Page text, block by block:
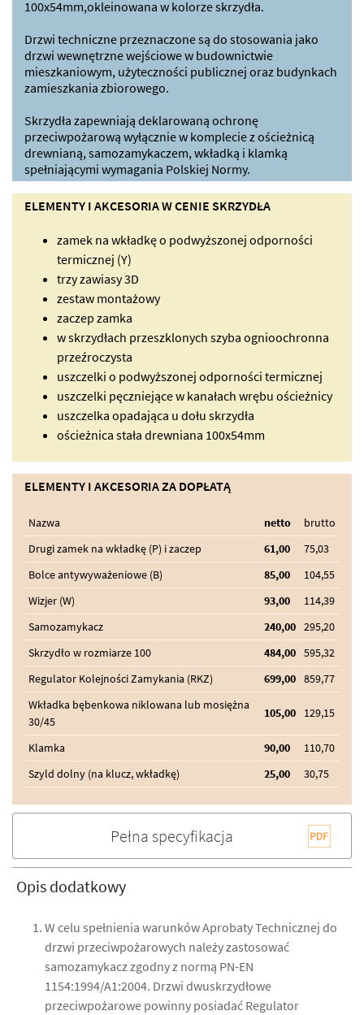
100x54mm,okleinowana w kolorze skrzydła.
Drzwi techniczne przeznaczone są do stosowania jako
drzwi wewnętrzne wejściowe w budownictwie
mieszkaniowym, użyteczności publicznej oraz budynkach
zamieszkania zbiorowego.
Skrzydła zapewniają deklarowaną ochronę
przeciwpożarową wyłącznie w komplecie z ościeżnicą
drewnianą, samozamykaczem, wkładką i klamką
spełniającymi wymagania Polskiej Normy.
ELEMENTY I AKCESORIA W CENIE SKRZYDŁA
zamek na wkładkę o podwyższonej odporności
termicznej (Y)
trzy zawiasy 3D
zestaw montażowy
zaczep zamka
w skrzydłach przeszklonych szyba ognioochronna
przeźroczysta
uszczelki o podwyższonej odporności termicznej
uszczelki pęczniejące w kanałach wrębu ościeżnicy
uszczelka opadająca u dołu skrzydła
ościeżnica stała drewniana 100x54mm
ELEMENTY I AKCESORIA ZA DOPŁATĄ
Nazwa netto
brutto
Drugi zamek na wkładkę (P) i zaczep
61,00
75,03
Bolce antywyważeniowe (B)
85,00
104,55
Wizjer (W)
93,00
114,39
Samozamykacz
240,00 295,20
Skrzydło w rozmiarze 100
484,00 595,32
Regulator Kolejności Zamykania (RKZ)
699,00 859,77
Wkładka bębenkowa niklowana lub mosiężna
30/45
105,00 129,15
Klamka 90,00
110,70
Szyld dolny (na klucz, wkładkę)
25,00 30,75
Pełna specyfikacja
Opis dodatkowy
W celu spełnienia warunków Aprobaty Technicznej do
drzwi przeciwpożarowych należy zastosować
samozamykacz zgodny z normą PN-EN
1154:1994/A1:2004. Drzwi dwuskrzydłowe
przeciwpożarowe powinny posiadać Regulator